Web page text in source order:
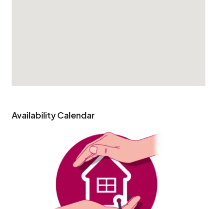
Availability Calendar